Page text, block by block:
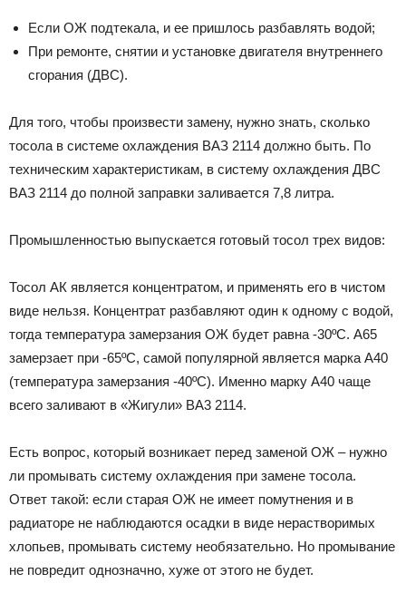
Если ОЖ подтекала, и ее пришлось разбавлять водой;
При ремонте, снятии и установке двигателя внутреннего
сгорания (ДВС).
Для того, чтобы произвести замену, нужно знать, сколько
тосола в системе охлаждения ВАЗ 2114 должно быть. По
техническим характеристикам, в систему охлаждения ДВС
ВАЗ 2114 до полной заправки заливается 7,8 литра.
Промышленностью выпускается готовый тосол трех видов:
Тосол АК является концентратом, и применять его в чистом
виде нельзя. Концентрат разбавляют один к одному с водой,
тогда температура замерзания ОЖ будет равна -30ºC. А65
замерзает при -65ºC, самой популярной является марка А40
(температура замерзания -40ºC). Именно марку А40 чаще
всего заливают в «Жигули» ВА3 2114.
Есть вопрос, который возникает перед заменой ОЖ – нужно
ли промывать систему охлаждения при замене тосола.
Ответ такой: если старая ОЖ не имеет помутнения и в
радиаторе не наблюдаются осадки в виде нерастворимых
хлопьев, промывать систему необязательно. Но промывание
не повредит однозначно, хуже от этого не будет.